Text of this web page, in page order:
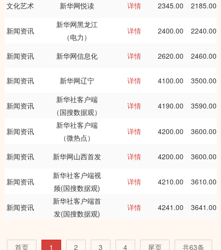
文化艺术 新华网悦读 详情 2345.00 2185.00
新闻资讯
新华网黑龙江
（电力）
详情 2400.00 2240.00
新闻资讯 新华网信息化 详情 2620.00 2460.00
新闻资讯 新华网辽宁 详情 4100.00 3500.00
新闻资讯
新华社客户端
（国搜数据观）
详情 4190.00 3590.00
新闻资讯
新华社客户端
（微热点）
详情 4200.00 3600.00
新闻资讯 新华网山西首发 详情 4200.00 3600.00
新闻资讯
新华社客户端视
频(国搜数据观)
详情 4210.00 3610.00
新闻资讯
新华社客户端首
发(国搜数据观)
详情 4241.00 3641.00
首页 1 2 3 4 尾页 共63条